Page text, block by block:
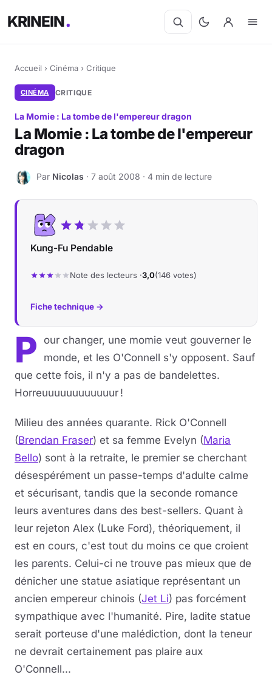
KRINEIN
Accueil › Cinéma › Critique
CINÉMA CRITIQUE
La Momie : La tombe de l'empereur dragon
La Momie : La tombe de l'empereur
dragon
N Par Nicolas · 7 août 2008 · 4 min de lecture
Kung-Fu Pendable
Note des lecteurs ·3,0(146 votes)
Fiche technique →
P
our changer, une momie veut gouverner le
monde, et les O'Connell s'y opposent. Sauf
que cette fois, il n'y a pas de bandelettes.
Horreuuuuuuuuuuuur !
Milieu des années quarante. Rick O'Connell
(Brendan Fraser) et sa femme Evelyn (Maria
Bello) sont à la retraite, le premier se cherchant
désespérément un passe-temps d'adulte calme
et sécurisant, tandis que la seconde romance
leurs aventures dans des best-sellers. Quant à
leur rejeton Alex (Luke Ford), théoriquement, il
est en cours, c'est tout du moins ce que croient
les parents. Celui-ci ne trouve pas mieux que de
dénicher une statue asiatique représentant un
ancien empereur chinois (Jet Li) pas forcément
sympathique avec l'humanité. Pire, ladite statue
serait porteuse d'une malédiction, dont la teneur
ne devrait certainement pas plaire aux
O'Connell...